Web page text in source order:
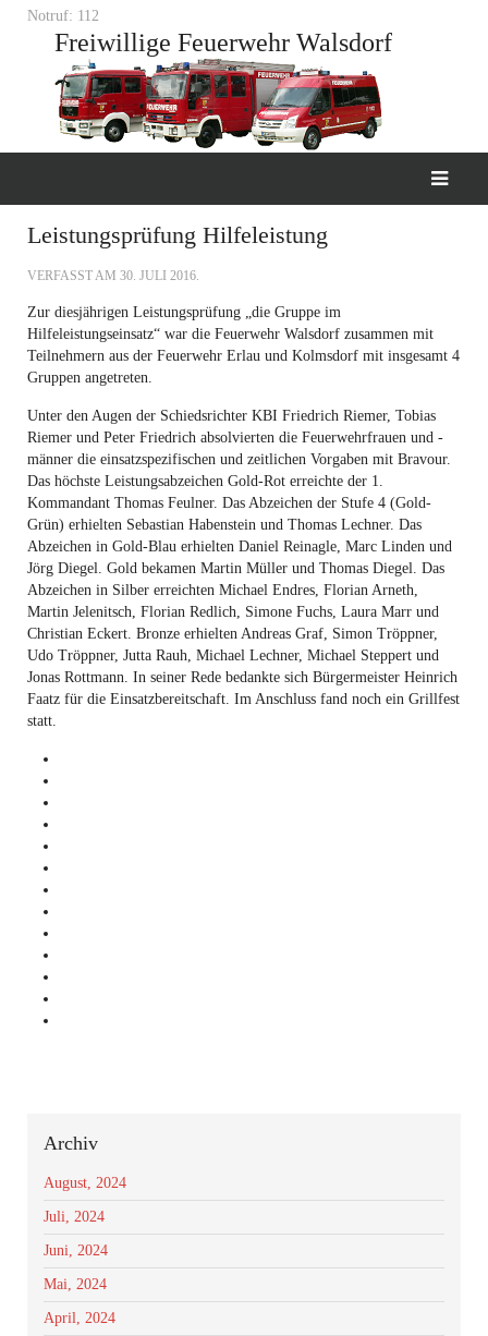
Notruf: 112
Freiwillige Feuerwehr Walsdorf
Leistungsprüfung Hilfeleistung
VERFASST AM 30. JULI 2016.
Zur diesjährigen Leistungsprüfung „die Gruppe im
Hilfeleistungseinsatz“ war die Feuerwehr Walsdorf zusammen mit
Teilnehmern aus der Feuerwehr Erlau und Kolmsdorf mit insgesamt 4
Gruppen angetreten.
Unter den Augen der Schiedsrichter KBI Friedrich Riemer, Tobias
Riemer und Peter Friedrich absolvierten die Feuerwehrfrauen und -
männer die einsatzspezifischen und zeitlichen Vorgaben mit Bravour.
Das höchste Leistungsabzeichen Gold-Rot erreichte der 1.
Kommandant Thomas Feulner. Das Abzeichen der Stufe 4 (Gold-
Grün) erhielten Sebastian Habenstein und Thomas Lechner. Das
Abzeichen in Gold-Blau erhielten Daniel Reinagle, Marc Linden und
Jörg Diegel. Gold bekamen Martin Müller und Thomas Diegel. Das
Abzeichen in Silber erreichten Michael Endres, Florian Arneth,
Martin Jelenitsch, Florian Redlich, Simone Fuchs, Laura Marr und
Christian Eckert. Bronze erhielten Andreas Graf, Simon Tröppner,
Udo Tröppner, Jutta Rauh, Michael Lechner, Michael Steppert und
Jonas Rottmann. In seiner Rede bedankte sich Bürgermeister Heinrich
Faatz für die Einsatzbereitschaft. Im Anschluss fand noch ein Grillfest
statt.
Archiv
August, 2024
Juli, 2024
Juni, 2024
Mai, 2024
April, 2024